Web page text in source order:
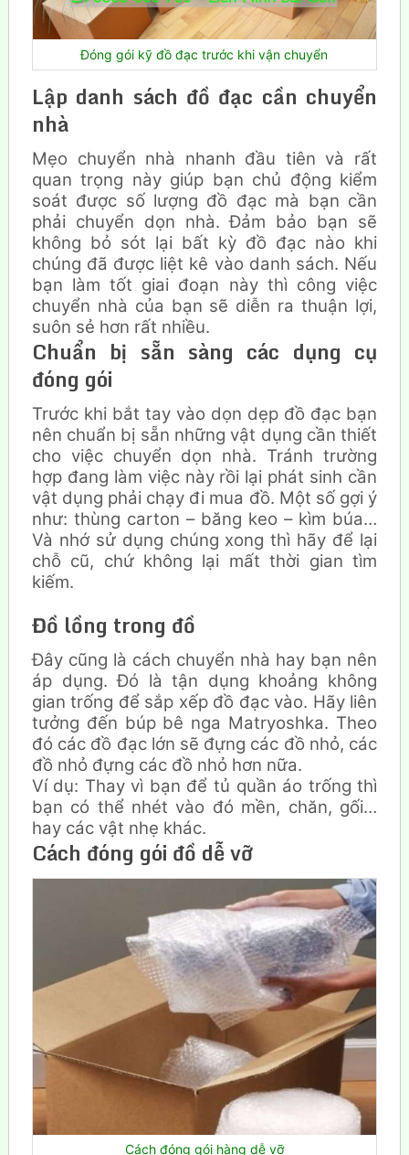
Đóng gói kỹ đồ đạc trước khi vận chuyển
Lập danh sách đồ đạc cần chuyển
nhà
Mẹo chuyển nhà nhanh đầu tiên và rất
quan trọng này giúp bạn chủ động kiểm
soát được số lượng đồ đạc mà bạn cần
phải chuyển dọn nhà. Đảm bảo bạn sẽ
không bỏ sót lại bất kỳ đồ đạc nào khi
chúng đã được liệt kê vào danh sách. Nếu
bạn làm tốt giai đoạn này thì công việc
chuyển nhà của bạn sẽ diễn ra thuận lợi,
suôn sẻ hơn rất nhiều.
Chuẩn bị sẵn sàng các dụng cụ
đóng gói
Trước khi bắt tay vào dọn dẹp đồ đạc bạn
nên chuẩn bị sẵn những vật dụng cần thiết
cho việc chuyển dọn nhà. Tránh trường
hợp đang làm việc này rồi lại phát sinh cần
vật dụng phải chạy đi mua đồ. Một số gợi ý
như: thùng carton – băng keo – kìm búa…
Và nhớ sử dụng chúng xong thì hãy để lại
chỗ cũ, chứ không lại mất thời gian tìm
kiếm.
Đồ lồng trong đồ
Đây cũng là cách chuyển nhà hay bạn nên
áp dụng. Đó là tận dụng khoảng không
gian trống để sắp xếp đồ đạc vào. Hãy liên
tưởng đến búp bê nga Matryoshka. Theo
đó các đồ đạc lớn sẽ đựng các đồ nhỏ, các
đồ nhỏ đựng các đồ nhỏ hơn nữa.
Ví dụ: Thay vì bạn để tủ quần áo trống thì
bạn có thể nhét vào đó mền, chăn, gối…
hay các vật nhẹ khác.
Cách đóng gói đồ dễ vỡ
Cách đóng gói hàng dễ vỡ